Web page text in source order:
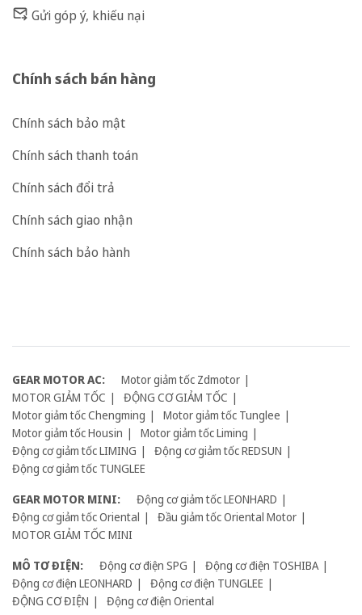
Gửi góp ý, khiếu nại
Chính sách bán hàng
Chính sách bảo mật
Chính sách thanh toán
Chính sách đổi trả
Chính sách giao nhận
Chính sách bảo hành
GEAR MOTOR AC:
Motor giảm tốc Zdmotor
MOTOR GIẢM TỐC
ĐỘNG CƠ GIẢM TỐC
Motor giảm tốc Chengming
Motor giảm tốc Tunglee
Motor giảm tốc Housin
Motor giảm tốc Liming
Động cơ giảm tốc LIMING
Động cơ giảm tốc REDSUN
Động cơ giảm tốc TUNGLEE
GEAR MOTOR MINI:
Động cơ giảm tốc LEONHARD
Động cơ giảm tốc Oriental
Đầu giảm tốc Oriental Motor
MOTOR GIẢM TỐC MINI
MÔ TƠ ĐIỆN:
Động cơ điện SPG
Động cơ điện TOSHIBA
Động cơ điện LEONHARD
Động cơ điện TUNGLEE
ĐỘNG CƠ ĐIỆN
Động cơ điện Oriental